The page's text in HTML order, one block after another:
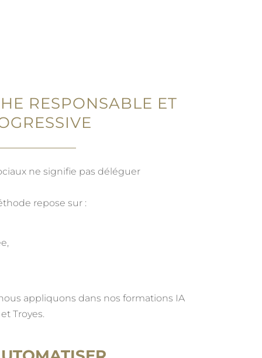
RESPONSABLE ET
ne signifie pas déléguer
repose sur :
appliquons dans nos formations IA
Troyes.